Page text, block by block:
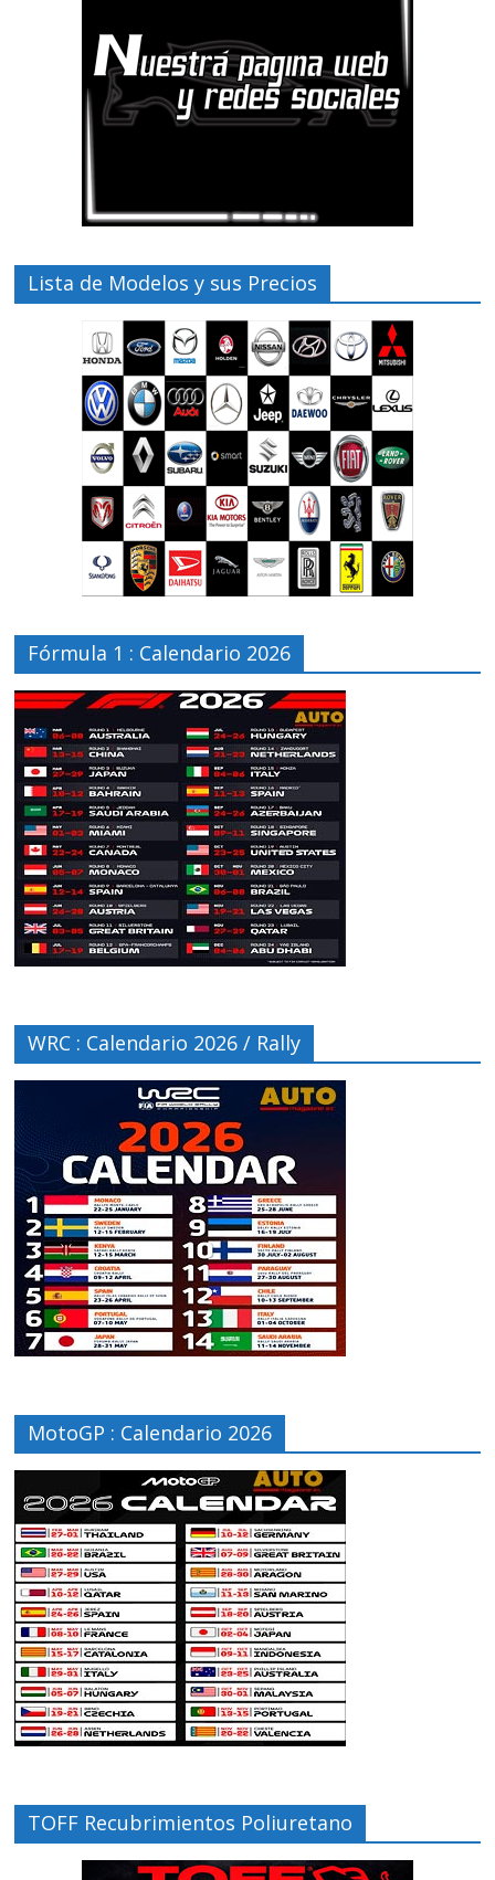
Lista de Modelos y sus Precios
Fórmula 1 : Calendario 2026
WRC : Calendario 2026 / Rally
MotoGP : Calendario 2026
TOFF Recubrimientos Poliuretano